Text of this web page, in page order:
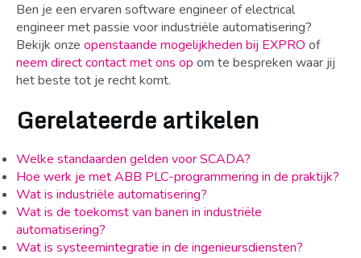
Ben je een ervaren software engineer of electrical
engineer met passie voor industriële automatisering?
Bekijk onze openstaande mogelijkheden bij EXPRO of
neem direct contact met ons op om te bespreken waar jij
het beste tot je recht komt.
Gerelateerde artikelen
Welke standaarden gelden voor SCADA?
Hoe werk je met ABB PLC-programmering in de praktijk?
Wat is industriële automatisering?
Wat is de toekomst van banen in industriële
automatisering?
Wat is systeemintegratie in de ingenieursdiensten?